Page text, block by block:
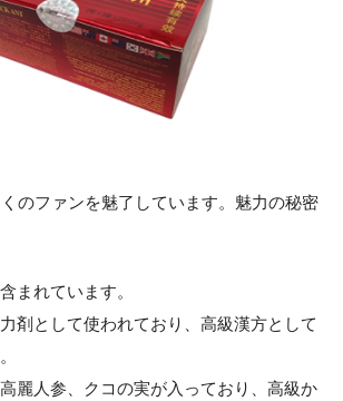
のファンを魅了しています。魅力の秘密
まれています。
剤として使われており、高級漢方として
麗人参、クコの実が入っており、高級か